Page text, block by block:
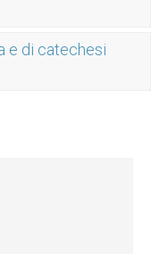
e di catechesi